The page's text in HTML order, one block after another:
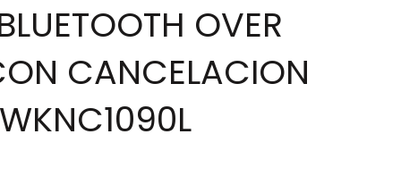
OVER
CANCELACION